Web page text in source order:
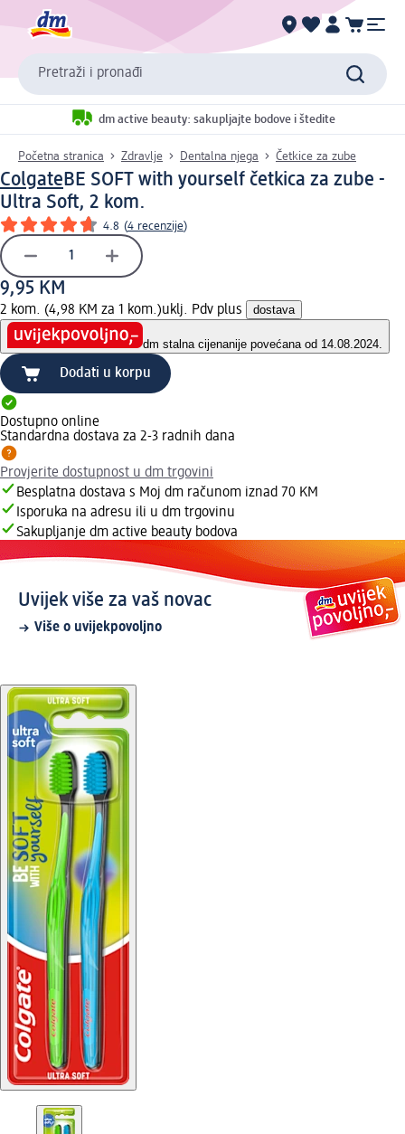
Pretraži i pronađi
dm active beauty: sakupljajte bodove i štedite
Početna stranica Zdravlje Dentalna njega Četkice za zube
ColgateBE SOFT with yourself četkica za zube -
Ultra Soft, 2 kom.
4.8 (4 recenzije)
9,95 KM
2 kom. (4,98 KM za 1 kom.)uklj. Pdv plus dostava
dm stalna cijenanije povećana od 14.08.2024.
Dodati u korpu
Dostupno online
Standardna dostava za 2-3 radnih dana
Provjerite dostupnost u dm trgovini
Besplatna dostava s Moj dm računom iznad 70 KM
Isporuka na adresu ili u dm trgovinu
Sakupljanje dm active beauty bodova
Uvijek više za vaš novac
Više o uvijekpovoljno